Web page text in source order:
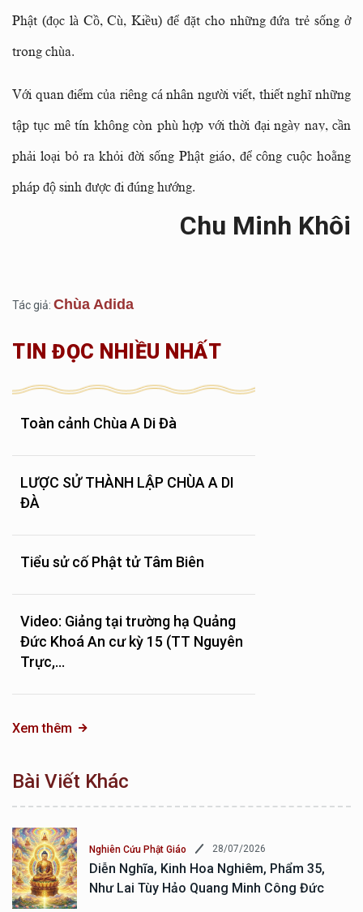
Phật (đọc là Cồ, Cù, Kiều) để đặt cho những đứa trẻ sống ở
trong chùa.
Với quan điểm của riêng cá nhân người viết, thiết nghĩ những
tập tục mê tín không còn phù hợp với thời đại ngày nay, cần
phải loại bỏ ra khỏi đời sống Phật giáo, để công cuộc hoằng
pháp độ sinh được đi đúng hướng.
Chu Minh Khôi
Tác giả: Chùa Adida
TIN ĐỌC NHIỀU NHẤT
Toàn cảnh Chùa A Di Đà
LƯỢC SỬ THÀNH LẬP CHÙA A DI
ĐÀ
Tiểu sử cố Phật tử Tâm Biên
Video: Giảng tại trường hạ Quảng
Đức Khoá An cư kỳ 15 (TT Nguyên
Trực,...
Xem thêm
Bài Viết Khác
Nghiên Cứu Phật Giáo 28/07/2026
Diễn Nghĩa, Kinh Hoa Nghiêm, Phẩm 35,
Như Lai Tùy Hảo Quang Minh Công Đức